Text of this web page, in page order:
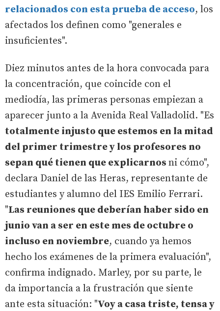
relacionados con esta prueba de acceso, los
afectados los definen como "generales e
insuficientes".
Diez minutos antes de la hora convocada para
la concentración, que coincide con el
mediodía, las primeras personas empiezan a
aparecer junto a la Avenida Real Valladolid. "Es
totalmente injusto que estemos en la mitad
del primer trimestre y los profesores no
sepan qué tienen que explicarnos ni cómo",
declara Daniel de las Heras, representante de
estudiantes y alumno del IES Emilio Ferrari.
"Las reuniones que deberían haber sido en
junio van a ser en este mes de octubre o
incluso en noviembre, cuando ya hemos
hecho los exámenes de la primera evaluación",
confirma indignado. Marley, por su parte, le
da importancia a la frustración que siente
ante esta situación: "Voy a casa triste, tensa y